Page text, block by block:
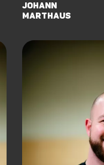
Johann
Marthaus